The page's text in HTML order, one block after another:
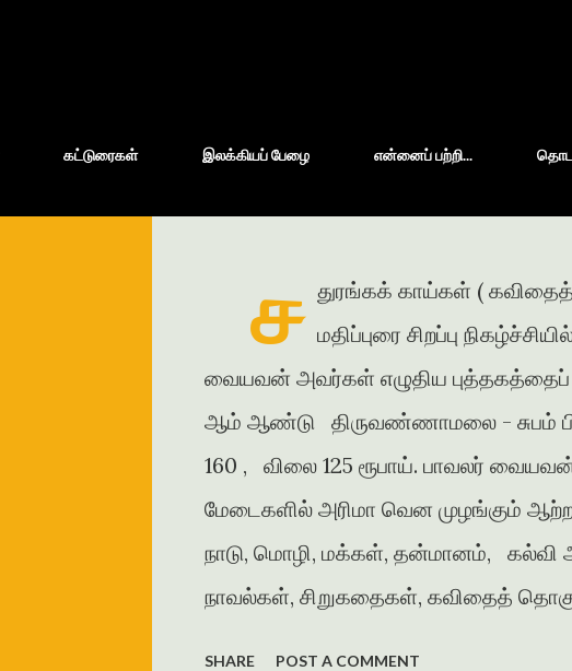
கட்டுரைகள் இலக்கியப் பேழை என்னைப் பற்றி...
ச துரங்கக் காய்கள் (
மதிப்புரை சிறப்பு
வையவன் அவர்கள் எழுதிய புத்தகத்தைப்
ஆம் ஆண்டு திருவண்ணாமலை - சுபம்
160 , விலை 125 ரூபாய். பாவலர்
மேடைகளில் அரிமா வென முழங்கும்
நாடு, மொழி, மக்கள், தன்மானம்,
நாவல்கள், சிறுகதைகள், கவிதைத்
SHARE POST A COMMENT